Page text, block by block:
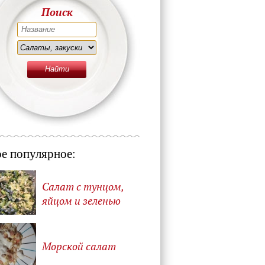
Поиск
популярное:
Салат с тунцом,
яйцом и зеленью
Морской салат